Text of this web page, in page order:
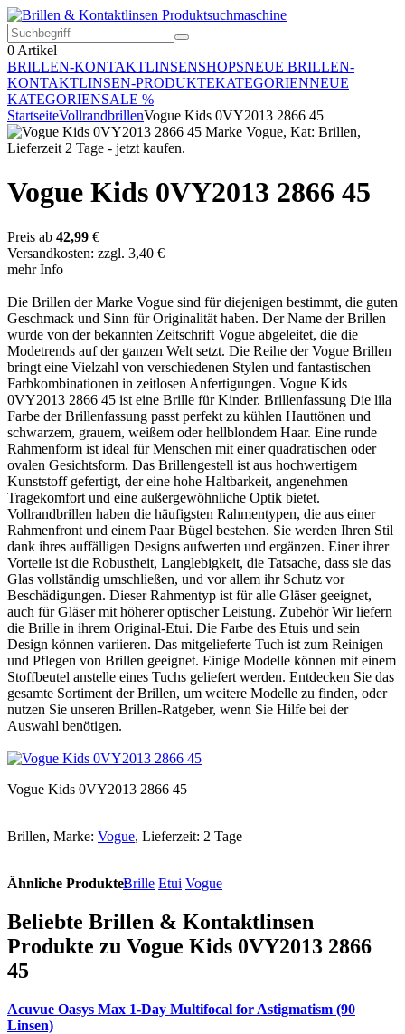
0 Artikel
BRILLEN-KONTAKTLINSENSHOPSNEUE BRILLEN-
KONTAKTLINSEN-PRODUKTEKATEGORIENNEUE
KATEGORIENSALE %
StartseiteVollrandbrillenVogue Kids 0VY2013 2866 45
Vogue Kids 0VY2013 2866 45
Preis ab 42,99 €
Versandkosten: zzgl. 3,40 €
mehr Info
Die Brillen der Marke Vogue sind für diejenigen bestimmt, die guten
Geschmack und Sinn für Originalität haben. Der Name der Brillen
wurde von der bekannten Zeitschrift Vogue abgeleitet, die die
Modetrends auf der ganzen Welt setzt. Die Reihe der Vogue Brillen
bringt eine Vielzahl von verschiedenen Stylen und fantastischen
Farbkombinationen in zeitlosen Anfertigungen. Vogue Kids
0VY2013 2866 45 ist eine Brille für Kinder. Brillenfassung Die lila
Farbe der Brillenfassung passt perfekt zu kühlen Hauttönen und
schwarzem, grauem, weißem oder hellblondem Haar. Eine runde
Rahmenform ist ideal für Menschen mit einer quadratischen oder
ovalen Gesichtsform. Das Brillengestell ist aus hochwertigem
Kunststoff gefertigt, der eine hohe Haltbarkeit, angenehmen
Tragekomfort und eine außergewöhnliche Optik bietet.
Vollrandbrillen haben die häufigsten Rahmentypen, die aus einer
Rahmenfront und einem Paar Bügel bestehen. Sie werden Ihren Stil
dank ihres auffälligen Designs aufwerten und ergänzen. Einer ihrer
Vorteile ist die Robustheit, Langlebigkeit, die Tatsache, dass sie das
Glas vollständig umschließen, und vor allem ihr Schutz vor
Beschädigungen. Dieser Rahmentyp ist für alle Gläser geeignet,
auch für Gläser mit höherer optischer Leistung. Zubehör Wir liefern
die Brille in ihrem Original-Etui. Die Farbe des Etuis und sein
Design können variieren. Das mitgelieferte Tuch ist zum Reinigen
und Pflegen von Brillen geeignet. Einige Modelle können mit einem
Stoffbeutel anstelle eines Tuchs geliefert werden. Entdecken Sie das
gesamte Sortiment der Brillen, um weitere Modelle zu finden, oder
nutzen Sie unseren Brillen-Ratgeber, wenn Sie Hilfe bei der
Auswahl benötigen.
Vogue Kids 0VY2013 2866 45
Brillen, Marke: Vogue, Lieferzeit: 2 Tage
Ähnliche Produkte:Brille Etui Vogue
Beliebte Brillen & Kontaktlinsen
Produkte zu Vogue Kids 0VY2013 2866
45
Acuvue Oasys Max 1-Day Multifocal for Astigmatism (90
Linsen)